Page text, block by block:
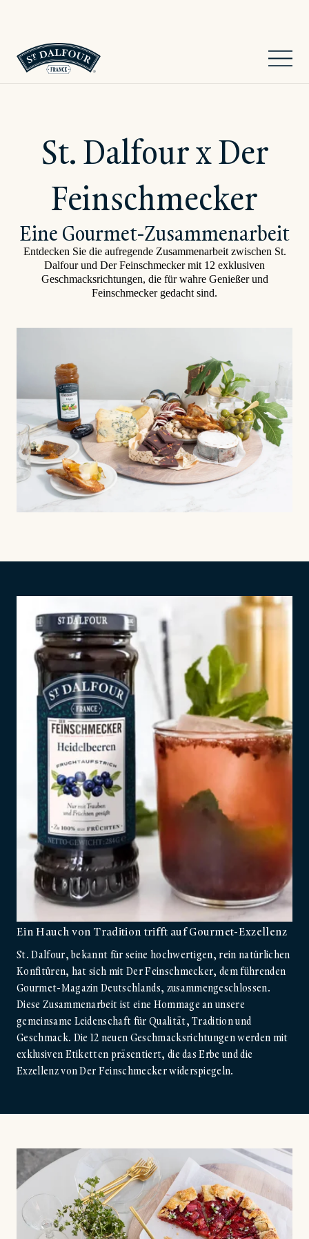
St. Dalfour x Der
Feinschmecker
Eine Gourmet-Zusammenarbeit
Entdecken Sie die aufregende Zusammenarbeit zwischen St.
Dalfour und Der Feinschmecker mit 12 exklusiven
Geschmacksrichtungen, die für wahre Genießer und
Feinschmecker gedacht sind.
Ein Hauch von Tradition trifft auf Gourmet-Exzellenz
St. Dalfour, bekannt für seine hochwertigen, rein natürlichen
Konfitüren, hat sich mit Der Feinschmecker, dem führenden
Gourmet-Magazin Deutschlands, zusammengeschlossen.
Diese Zusammenarbeit ist eine Hommage an unsere
gemeinsame Leidenschaft für Qualität, Tradition und
Geschmack. Die 12 neuen Geschmacksrichtungen werden mit
exklusiven Etiketten präsentiert, die das Erbe und die
Exzellenz von Der Feinschmecker widerspiegeln.